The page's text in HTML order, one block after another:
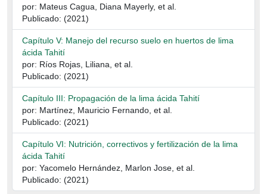
por: Mateus Cagua, Diana Mayerly, et al.
Publicado: (2021)
Capítulo V: Manejo del recurso suelo en huertos de lima
ácida Tahití
por: Ríos Rojas, Liliana, et al.
Publicado: (2021)
Capítulo III: Propagación de la lima ácida Tahití
por: Martínez, Mauricio Fernando, et al.
Publicado: (2021)
Capítulo VI: Nutrición, correctivos y fertilización de la lima
ácida Tahití
por: Yacomelo Hernández, Marlon Jose, et al.
Publicado: (2021)